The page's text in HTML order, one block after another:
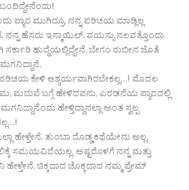
ಮುಗಿದ್ರೂ, ನನ್ನ ಪರಿಚಯ ಮಾಡ್ಲಿಲ್ಲ
ನನ್ನ ಹೆಸರು ಇಸ್ಮಾಯಿಲ್. ವಯಸ್ಸು ನಲವತ್ತೊಂದು.
ಹುದ್ದೆಯಲ್ಲಿದ್ದೇನೆ. ಬೇಗಂ ರುಬೀನ ಜೊತೆ
ಕೇಳಿ ಆಶ್ಚರ್ಯವಾಗಿರಬೇಕಲ್ಲ…! ಮೊದಲ
ಮದುವೆ ಬಗ್ಗೆ ಹೇಳಿದವನು, ಎರಡನೆಯ ಪ್ಯಾರದಲ್ಲಿ
ಹೇಳ್ತಿದ್ದಾನಲ್ಲಾ ಅಂತ ಸ್ವಲ್ಪ
ಹೇಳ್ತೇನೆ. ತುಂಬಾ ದೊಡ್ಡ ಕಥೆಯೇನು ಅಲ್ಲ.
ಸಮಯವಿದೆಯಲ್ಲ, ಅಷ್ಟರೊಳಗೆ ನನ್ನ ಮತ್ತು
ಚಿಕ್ಕದಾದ ಚೊಕ್ಕದಾದ ನಮ್ಮ ಪ್ರೇಮ್